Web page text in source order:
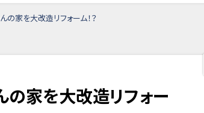
の家を大改造リフォーム！？
の家を大改造リフォー